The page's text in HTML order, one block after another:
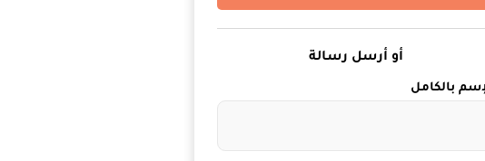
أو أرسل رسالة
بالكامل